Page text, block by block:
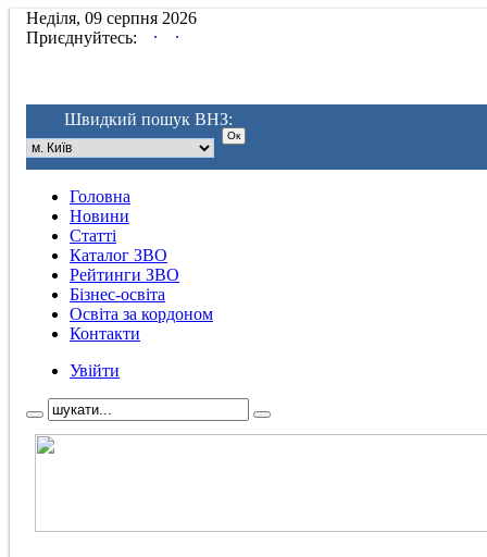
Неділя, 09 серпня 2026
Приєднуйтесь:
. .
Швидкий пошук ВНЗ:
Головна
Новини
Статті
Каталог ЗВО
Рейтинги ЗВО
Бізнес-освіта
Освіта за кордоном
Контакти
Увійти